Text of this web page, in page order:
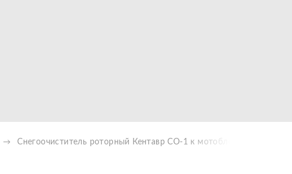
Снегоочиститель роторный Кентавр СО-1 к мотоблоку с